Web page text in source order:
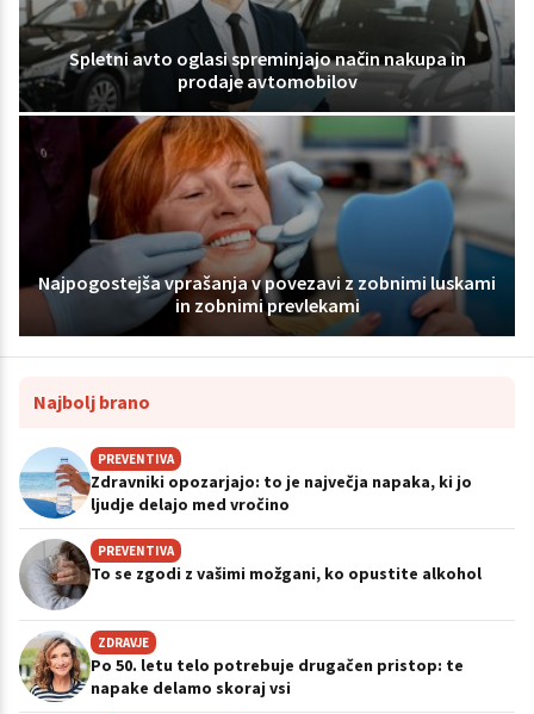
Spletni avto oglasi spreminjajo način nakupa in
prodaje avtomobilov
Najpogostejša vprašanja v povezavi z zobnimi luskami
in zobnimi prevlekami
Najbolj brano
PREVENTIVA
Zdravniki opozarjajo: to je največja napaka, ki jo
ljudje delajo med vročino
PREVENTIVA
To se zgodi z vašimi možgani, ko opustite alkohol
ZDRAVJE
Po 50. letu telo potrebuje drugačen pristop: te
napake delamo skoraj vsi